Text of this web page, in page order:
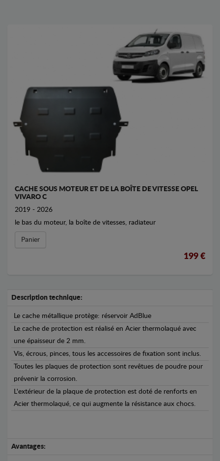
CACHE SOUS MOTEUR ET DE LA BOÎTE DE VITESSE OPEL
VIVARO C
2019 - 2026
le bas du moteur, la boîte de vitesses, radiateur
Panier
199 €
Description technique:
Le cache métallique protège: réservoir AdBlue
Le cache de protection est réalisé en Acier thermolaqué avec
une épaisseur de 2 mm.
Vis, écrous, pinces, tous les accessoires de fixation sont inclus.
Toutes les plaques de protection sont revêtues de poudre pour
prévenir la corrosion.
L'extérieur de la plaque de protection est doté de renforts en
Acier thermolaqué, ce qui augmente la résistance aux chocs.
Avantages: